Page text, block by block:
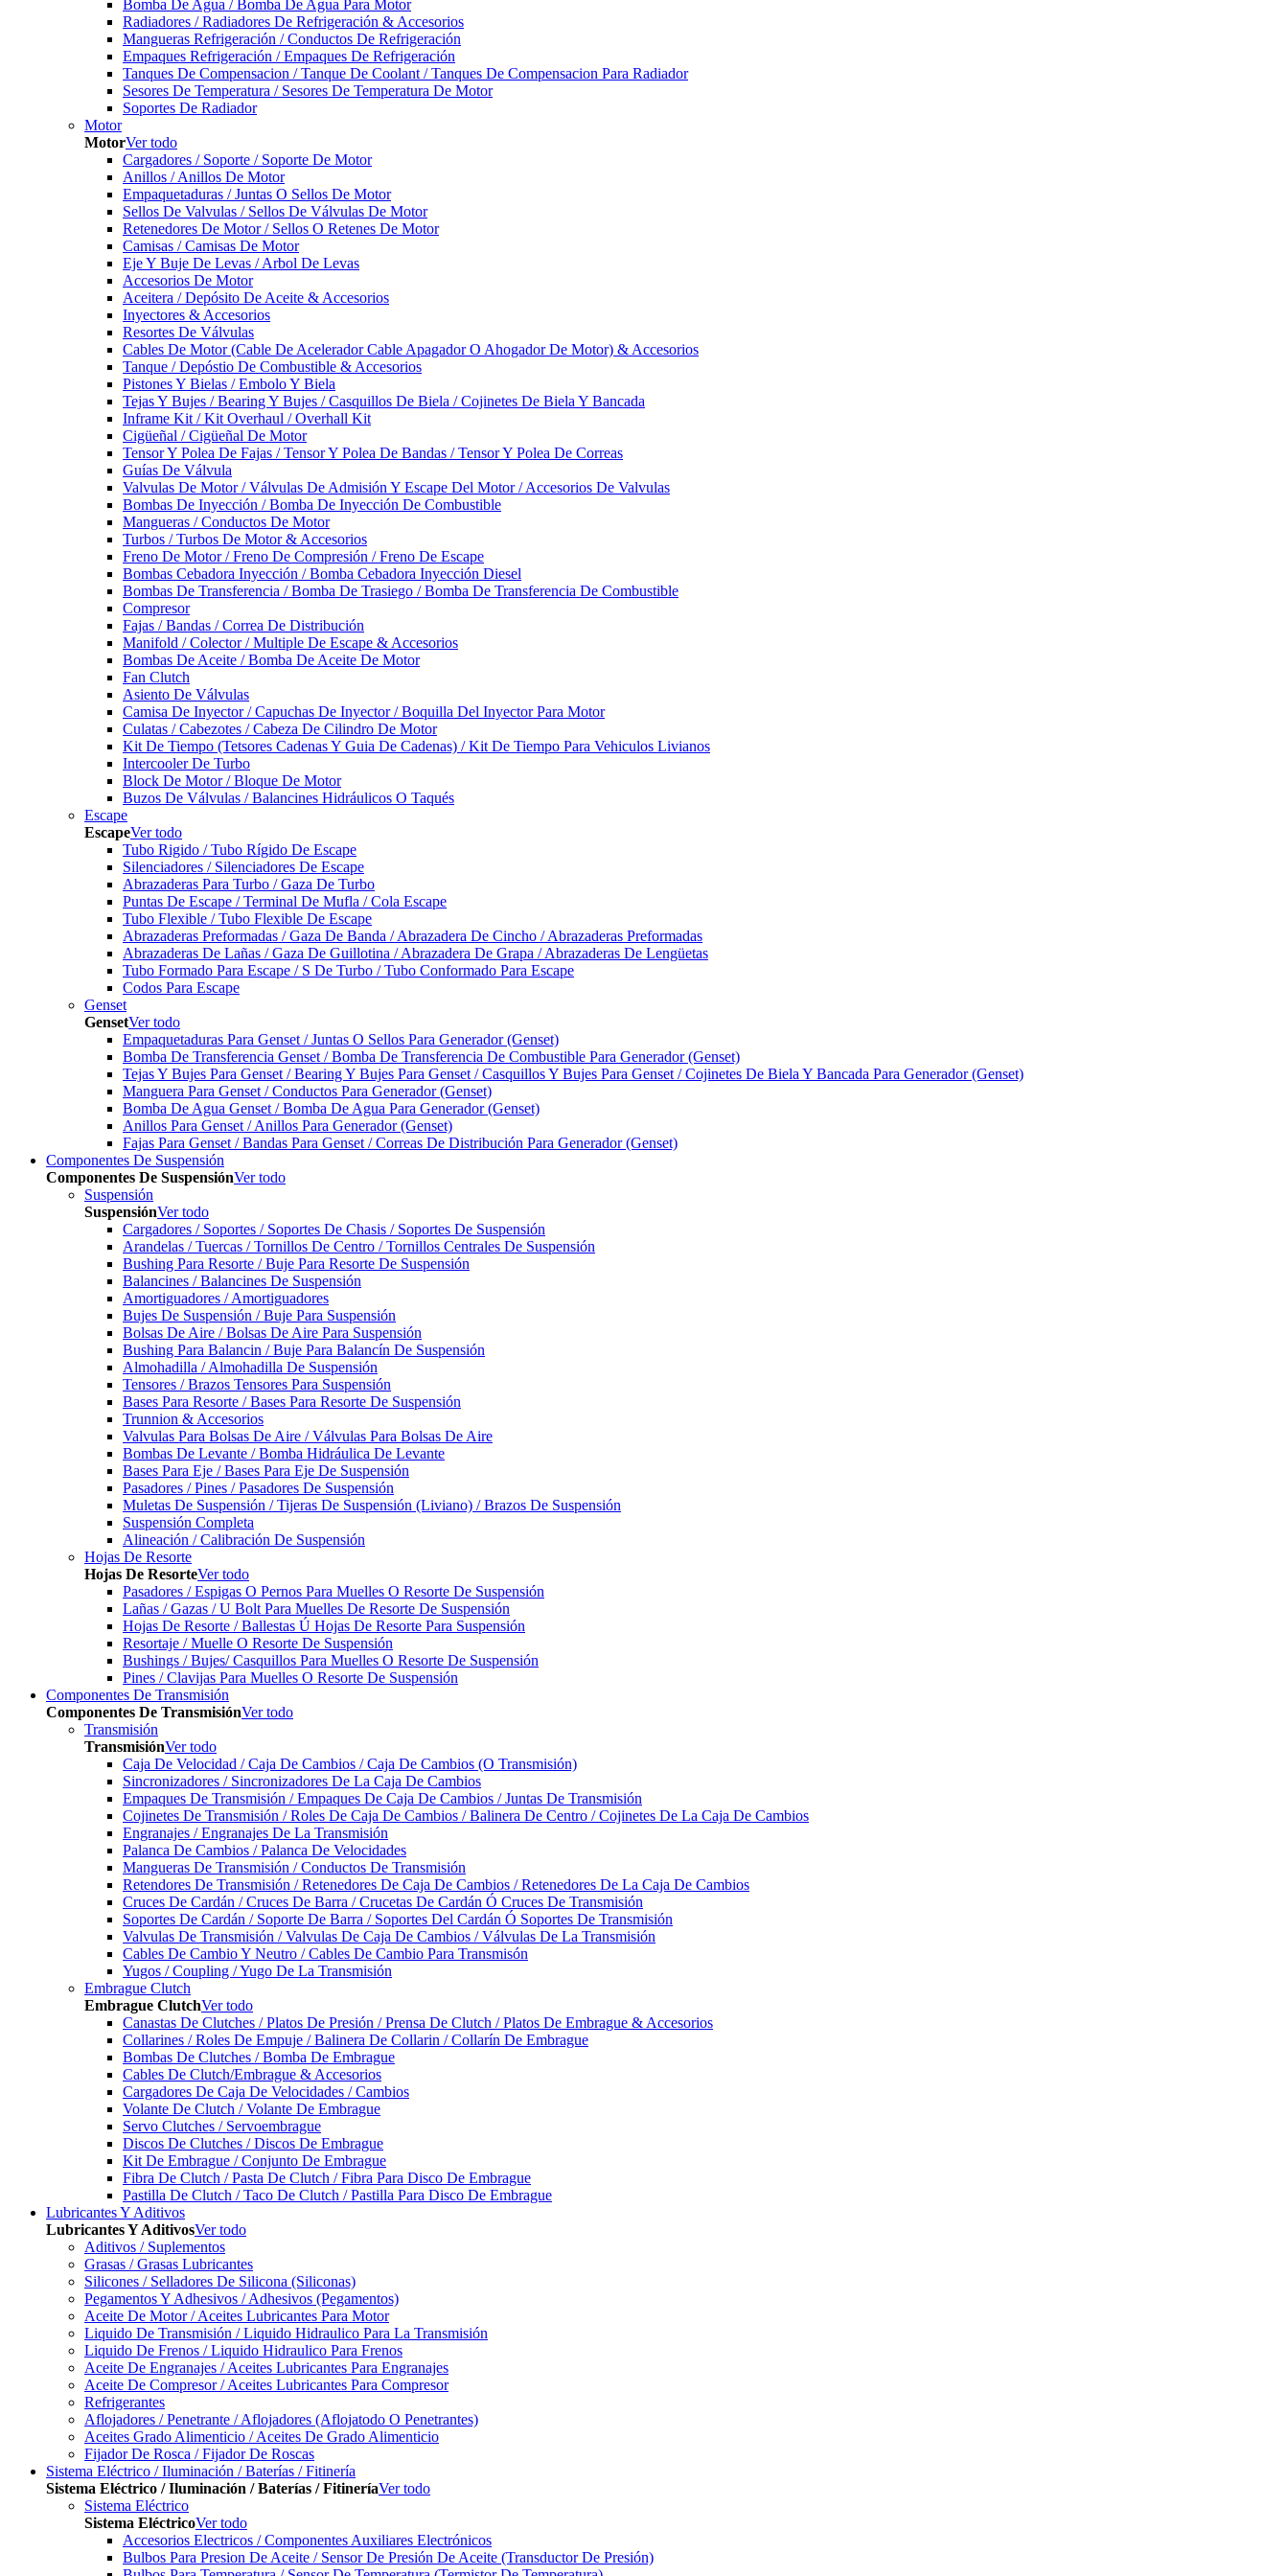
Bomba De Agua / Bomba De Agua Para Motor
Radiadores / Radiadores De Refrigeración & Accesorios
Mangueras Refrigeración / Conductos De Refrigeración
Empaques Refrigeración / Empaques De Refrigeración
Tanques De Compensacion / Tanque De Coolant / Tanques De Compensacion Para Radiador
Sesores De Temperatura / Sesores De Temperatura De Motor
Soportes De Radiador
Motor
MotorVer todo
Cargadores / Soporte / Soporte De Motor
Anillos / Anillos De Motor
Empaquetaduras / Juntas O Sellos De Motor
Sellos De Valvulas / Sellos De Válvulas De Motor
Retenedores De Motor / Sellos O Retenes De Motor
Camisas / Camisas De Motor
Eje Y Buje De Levas / Arbol De Levas
Accesorios De Motor
Aceitera / Depósito De Aceite & Accesorios
Inyectores & Accesorios
Resortes De Válvulas
Cables De Motor (Cable De Acelerador Cable Apagador O Ahogador De Motor) & Accesorios
Tanque / Depóstio De Combustible & Accesorios
Pistones Y Bielas / Embolo Y Biela
Tejas Y Bujes / Bearing Y Bujes / Casquillos De Biela / Cojinetes De Biela Y Bancada
Inframe Kit / Kit Overhaul / Overhall Kit
Cigüeñal / Cigüeñal De Motor
Tensor Y Polea De Fajas / Tensor Y Polea De Bandas / Tensor Y Polea De Correas
Guías De Válvula
Valvulas De Motor / Válvulas De Admisión Y Escape Del Motor / Accesorios De Valvulas
Bombas De Inyección / Bomba De Inyección De Combustible
Mangueras / Conductos De Motor
Turbos / Turbos De Motor & Accesorios
Freno De Motor / Freno De Compresión / Freno De Escape
Bombas Cebadora Inyección / Bomba Cebadora Inyección Diesel
Bombas De Transferencia / Bomba De Trasiego / Bomba De Transferencia De Combustible
Compresor
Fajas / Bandas / Correa De Distribución
Manifold / Colector / Multiple De Escape & Accesorios
Bombas De Aceite / Bomba De Aceite De Motor
Fan Clutch
Asiento De Válvulas
Camisa De Inyector / Capuchas De Inyector / Boquilla Del Inyector Para Motor
Culatas / Cabezotes / Cabeza De Cilindro De Motor
Kit De Tiempo (Tetsores Cadenas Y Guia De Cadenas) / Kit De Tiempo Para Vehiculos Livianos
Intercooler De Turbo
Block De Motor / Bloque De Motor
Buzos De Válvulas / Balancines Hidráulicos O Taqués
Escape
EscapeVer todo
Tubo Rigido / Tubo Rígido De Escape
Silenciadores / Silenciadores De Escape
Abrazaderas Para Turbo / Gaza De Turbo
Puntas De Escape / Terminal De Mufla / Cola Escape
Tubo Flexible / Tubo Flexible De Escape
Abrazaderas Preformadas / Gaza De Banda / Abrazadera De Cincho / Abrazaderas Preformadas
Abrazaderas De Lañas / Gaza De Guillotina / Abrazadera De Grapa / Abrazaderas De Lengüetas
Tubo Formado Para Escape / S De Turbo / Tubo Conformado Para Escape
Codos Para Escape
Genset
GensetVer todo
Empaquetaduras Para Genset / Juntas O Sellos Para Generador (Genset)
Bomba De Transferencia Genset / Bomba De Transferencia De Combustible Para Generador (Genset)
Tejas Y Bujes Para Genset / Bearing Y Bujes Para Genset / Casquillos Y Bujes Para Genset / Cojinetes De Biela Y Bancada Para Generador (Genset)
Manguera Para Genset / Conductos Para Generador (Genset)
Bomba De Agua Genset / Bomba De Agua Para Generador (Genset)
Anillos Para Genset / Anillos Para Generador (Genset)
Fajas Para Genset / Bandas Para Genset / Correas De Distribución Para Generador (Genset)
Componentes De Suspensión
Componentes De SuspensiónVer todo
Suspensión
SuspensiónVer todo
Cargadores / Soportes / Soportes De Chasis / Soportes De Suspensión
Arandelas / Tuercas / Tornillos De Centro / Tornillos Centrales De Suspensión
Bushing Para Resorte / Buje Para Resorte De Suspensión
Balancines / Balancines De Suspensión
Amortiguadores / Amortiguadores
Bujes De Suspensión / Buje Para Suspensión
Bolsas De Aire / Bolsas De Aire Para Suspensión
Bushing Para Balancin / Buje Para Balancín De Suspensión
Almohadilla / Almohadilla De Suspensión
Tensores / Brazos Tensores Para Suspensión
Bases Para Resorte / Bases Para Resorte De Suspensión
Trunnion & Accesorios
Valvulas Para Bolsas De Aire / Válvulas Para Bolsas De Aire
Bombas De Levante / Bomba Hidráulica De Levante
Bases Para Eje / Bases Para Eje De Suspensión
Pasadores / Pines / Pasadores De Suspensión
Muletas De Suspensión / Tijeras De Suspensión (Liviano) / Brazos De Suspensión
Suspensión Completa
Alineación / Calibración De Suspensión
Hojas De Resorte
Hojas De ResorteVer todo
Pasadores / Espigas O Pernos Para Muelles O Resorte De Suspensión
Lañas / Gazas / U Bolt Para Muelles De Resorte De Suspensión
Hojas De Resorte / Ballestas Ú Hojas De Resorte Para Suspensión
Resortaje / Muelle O Resorte De Suspensión
Bushings / Bujes/ Casquillos Para Muelles O Resorte De Suspensión
Pines / Clavijas Para Muelles O Resorte De Suspensión
Componentes De Transmisión
Componentes De TransmisiónVer todo
Transmisión
TransmisiónVer todo
Caja De Velocidad / Caja De Cambios / Caja De Cambios (O Transmisión)
Sincronizadores / Sincronizadores De La Caja De Cambios
Empaques De Transmisión / Empaques De Caja De Cambios / Juntas De Transmisión
Cojinetes De Transmisión / Roles De Caja De Cambios / Balinera De Centro / Cojinetes De La Caja De Cambios
Engranajes / Engranajes De La Transmisión
Palanca De Cambios / Palanca De Velocidades
Mangueras De Transmisión / Conductos De Transmisión
Retendores De Transmisión / Retenedores De Caja De Cambios / Retenedores De La Caja De Cambios
Cruces De Cardán / Cruces De Barra / Crucetas De Cardán Ó Cruces De Transmisión
Soportes De Cardán / Soporte De Barra / Soportes Del Cardán Ó Soportes De Transmisión
Valvulas De Transmisión / Valvulas De Caja De Cambios / Válvulas De La Transmisión
Cables De Cambio Y Neutro / Cables De Cambio Para Transmisón
Yugos / Coupling / Yugo De La Transmisión
Embrague Clutch
Embrague ClutchVer todo
Canastas De Clutches / Platos De Presión / Prensa De Clutch / Platos De Embrague & Accesorios
Collarines / Roles De Empuje / Balinera De Collarin / Collarín De Embrague
Bombas De Clutches / Bomba De Embrague
Cables De Clutch/Embrague & Accesorios
Cargadores De Caja De Velocidades / Cambios
Volante De Clutch / Volante De Embrague
Servo Clutches / Servoembrague
Discos De Clutches / Discos De Embrague
Kit De Embrague / Conjunto De Embrague
Fibra De Clutch / Pasta De Clutch / Fibra Para Disco De Embrague
Pastilla De Clutch / Taco De Clutch / Pastilla Para Disco De Embrague
Lubricantes Y Aditivos
Lubricantes Y AditivosVer todo
Aditivos / Suplementos
Grasas / Grasas Lubricantes
Silicones / Selladores De Silicona (Siliconas)
Pegamentos Y Adhesivos / Adhesivos (Pegamentos)
Aceite De Motor / Aceites Lubricantes Para Motor
Liquido De Transmisión / Liquido Hidraulico Para La Transmisión
Liquido De Frenos / Liquido Hidraulico Para Frenos
Aceite De Engranajes / Aceites Lubricantes Para Engranajes
Aceite De Compresor / Aceites Lubricantes Para Compresor
Refrigerantes
Aflojadores / Penetrante / Aflojadores (Aflojatodo O Penetrantes)
Aceites Grado Alimenticio / Aceites De Grado Alimenticio
Fijador De Rosca / Fijador De Roscas
Sistema Eléctrico / Iluminación / Baterías / Fitinería
Sistema Eléctrico / Iluminación / Baterías / FitineríaVer todo
Sistema Eléctrico
Sistema EléctricoVer todo
Accesorios Electricos / Componentes Auxiliares Electrónicos
Bulbos Para Presion De Aceite / Sensor De Presión De Aceite (Transductor De Presión)